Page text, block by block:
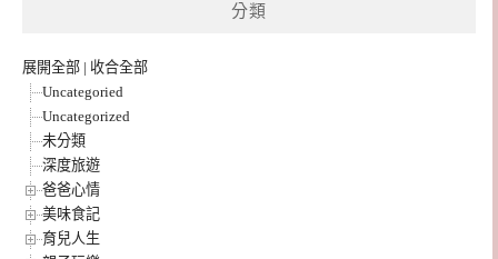
分類
展開全部 | 收合全部
Uncategoried
Uncategorized
未分類
深度旅遊
爸爸心情
美味食記
育兒人生